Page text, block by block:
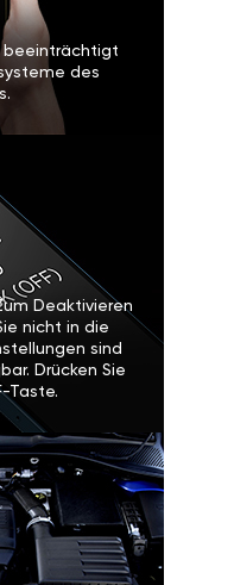
beeinträchtigt
des
Deaktivieren
nicht in die
sind
Drücken Sie
Taste.